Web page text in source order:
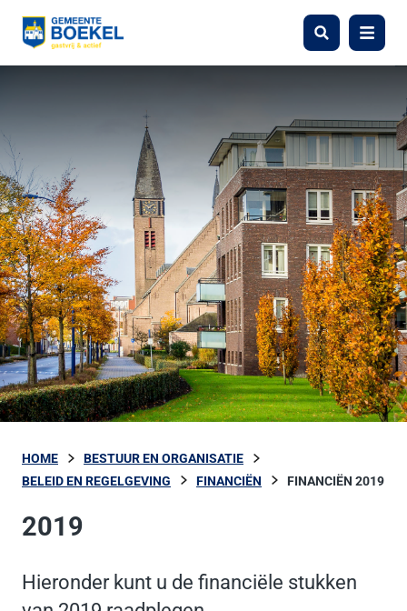
Zoeken Menu
HOME
BESTUUR EN ORGANISATIE
BELEID EN REGELGEVING
FINANCIËN FINANCIËN 2019
2019
Hieronder kunt u de financiële stukken